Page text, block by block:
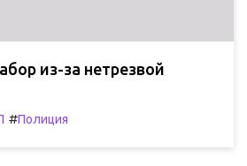
из-за нетрезвой
#Полиция